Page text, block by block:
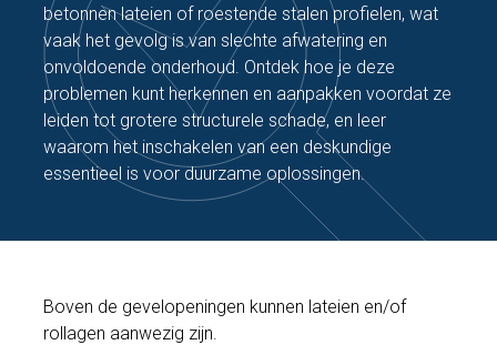
Maak een afspraak
betonnen lateien of roestende stalen profielen, wat
vaak het gevolg is van slechte afwatering en
onvoldoende onderhoud. Ontdek hoe je deze
problemen kunt herkennen en aanpakken voordat ze
leiden tot grotere structurele schade, en leer
waarom het inschakelen van een deskundige
essentieel is voor duurzame oplossingen.
Boven de gevelopeningen kunnen lateien en/of
rollagen aanwezig zijn.